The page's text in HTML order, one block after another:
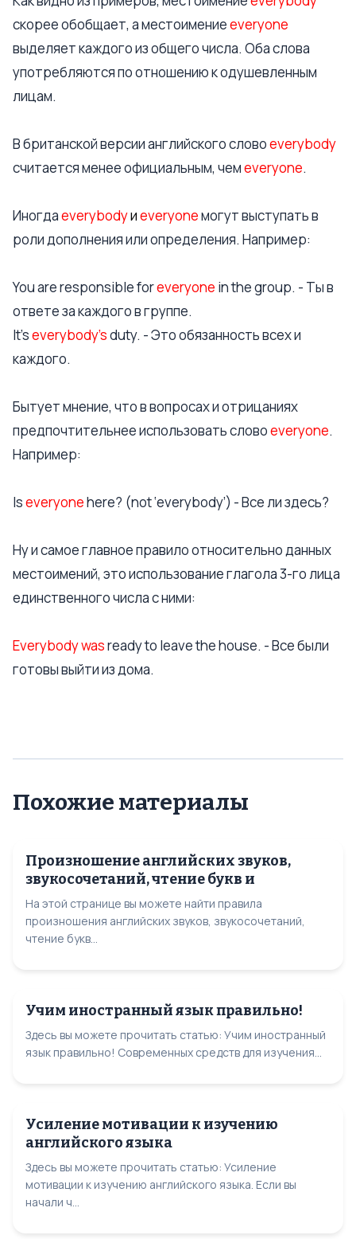
скорее обобщает, а местоимениеeveryone
выделяет каждого из общего числа. Оба слова
употребляются по отношению к одушевленным
лицам.
В британской версии английского словоeverybody
считается менее официальным, чемeveryone.
Иногдаeverybodyиeveryoneмогут выступать в
роли дополнения или определения. Например:
You are responsible foreveryone in the group. - Ты в
ответе за каждого в группе.
It’severybody’sduty. - Это обязанность всех и
каждого.
Бытует мнение, что в вопросах и отрицаниях
предпочтительнее использовать словоeveryone.
Например:
Iseveryonehere? (not ‘everybody’) - Все ли здесь?
Ну и самое главное правило относительно данных
местоимений, это использование глагола 3-го лица
единственного числа с ними:
Everybody wasready to leave the house. - Все были
готовы выйти из дома.
Похожие материалы
Произношение английских звуков,
звукосочетаний, чтение букв и
На этой странице вы можете найти правила
произношения английских звуков, звукосочетаний,
чтение букв...
Учим иностранный язык правильно!
Здесь вы можете прочитать статью: Учим иностранный
язык правильно! Современных средств для изучения...
Усиление мотивации к изучению
английского языка
Здесь вы можете прочитать статью: Усиление
мотивации к изучению английского языка. Если вы
начали ч...